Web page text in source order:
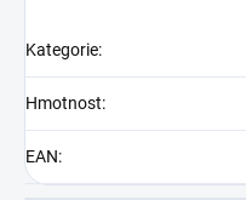
Kategorie:
Hmotnost:
EAN: